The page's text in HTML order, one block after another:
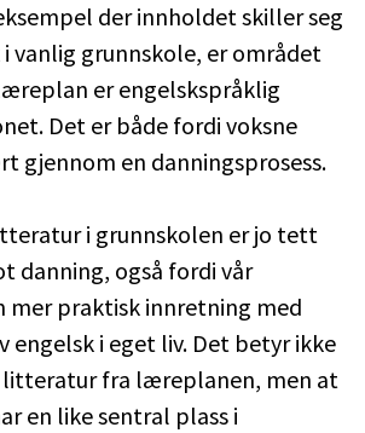
der innholdet skiller seg
vanlig grunnskole, er området
er engelskspråklig
Det er både fordi voksne
gjennom en danningsprosess.
i grunnskolen er jo tett
danning, også fordi vår
mer praktisk innretning med
engelsk i eget liv. Det betyr ikke
litteratur fra læreplanen, men at
en like sentral plass i